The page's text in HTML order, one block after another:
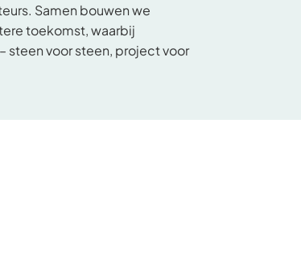
Samen bouwen we
toekomst, waarbij
steen voor steen, project voor